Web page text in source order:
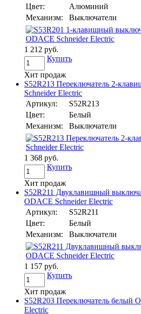
Цвет:
Алюминий
Механизм:
Выключатели
1 212 руб.
Купить
Хит продаж
S52R213 Переключатель 2-
Schneider Electric
Артикул:
S52R213
Цвет:
Белый
Механизм:
Выключатели
1 368 руб.
Купить
Хит продаж
S52R211 Двуклавишный
ODACE Schneider Electric
Артикул:
S52R211
Цвет:
Белый
Механизм:
Выключатели
1 157 руб.
Купить
Хит продаж
S52R203 Переключатель белый
Electric